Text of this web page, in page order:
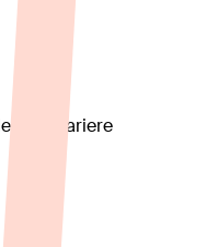
kan variere